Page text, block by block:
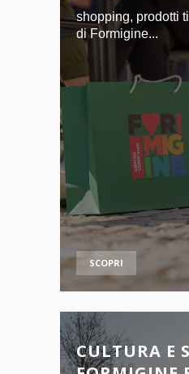
shopping, prodotti
di Formigine...
SCOPRI
CULTURA E